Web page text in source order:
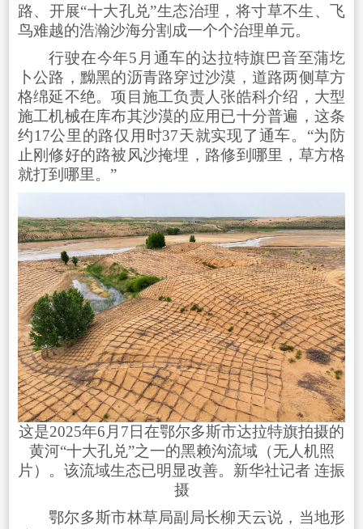
路、开展“十大孔兑”生态治理，将寸草不生、飞
鸟难越的浩瀚沙海分割成一个个治理单元。
行驶在今年5月通车的达拉特旗巴音至蒲圪
卜公路，黝黑的沥青路穿过沙漠，道路两侧草方
格绵延不绝。项目施工负责人张皓科介绍，大型
施工机械在库布其沙漠的应用已十分普遍，这条
约17公里的路仅用时37天就实现了通车。“为防
止刚修好的路被风沙掩埋，路修到哪里，草方格
就打到哪里。”
这是2025年6月7日在鄂尔多斯市达拉特旗拍摄的
黄河“十大孔兑”之一的黑赖沟流域（无人机照
片）。该流域生态已明显改善。新华社记者 连振
摄
鄂尔多斯市林草局副局长柳天云说，当地形